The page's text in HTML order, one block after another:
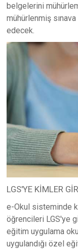
belgelerini
mühürlenmiş
edecek.
LGS'YE KİMLER
e-Okul sisteminde
öğrencileri LGS'ye
eğitim uygulama
uygulandığı özel